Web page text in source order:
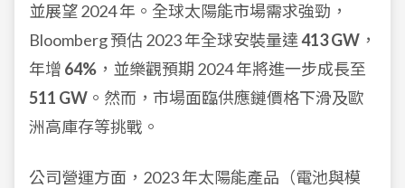
並展望 2024 年。全球太陽能市場需求強勁，
Bloomberg 預估 2023 年全球安裝量達413 GW ，
年增 64% ，並樂觀預期 2024 年將進一步成長至
511 GW 。然而，市場面臨供應鏈價格下滑及歐
洲高庫存等挑戰。
公司營運方面，2023 年太陽能產品（電池與模